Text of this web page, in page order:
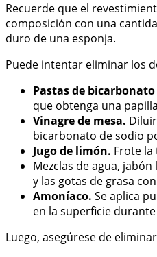
Recuerde que el
composición con una
duro de una esponja.
Puede intentar eliminar los
Pastas de
que obtenga una
Vinagre de mesa.
bicarbonato de sodio
Jugo de limón. Frote
Mezclas de agua,
y las gotas de grasa
Amoníaco. Se aplica
en la superficie
Luego, asegúrese de